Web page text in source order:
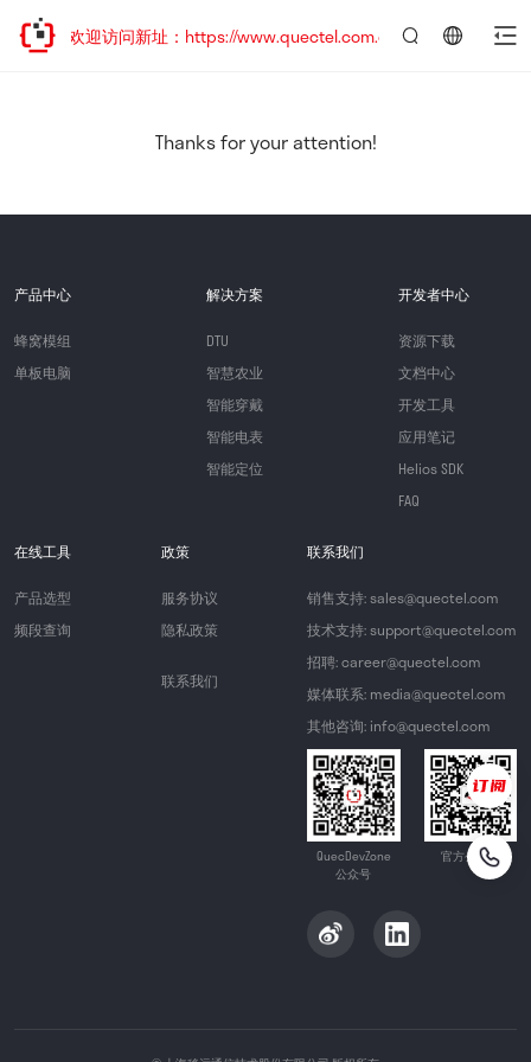
迁移，欢迎访问新址：https://www.quectel.com.cn
Thanks for your attention!
产品中心
蜂窝模组
单板电脑
解决方案
DTU
智慧农业
智能穿戴
智能电表
智能定位
开发者中心
资源下载
文档中心
开发工具
应用笔记
Helios SDK
FAQ
在线工具
产品选型
频段查询
政策
服务协议
隐私政策
联系我们
联系我们
销售支持: sales@quectel.com
技术支持: support@quectel.com
招聘: career@quectel.com
媒体联系: media@quectel.com
其他咨询: info@quectel.com
QuecDevZone
公众号
官方公众号